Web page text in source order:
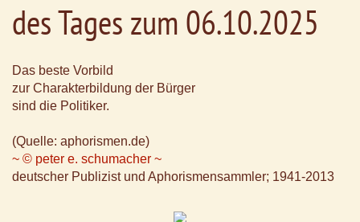
des Tages zum 06.10.2025
Das beste Vorbild
zur Charakterbildung der Bürger
sind die Politiker.
(Quelle: aphorismen.de)
~ © peter e. schumacher ~
deutscher Publizist und Aphorismensammler; 1941-2013